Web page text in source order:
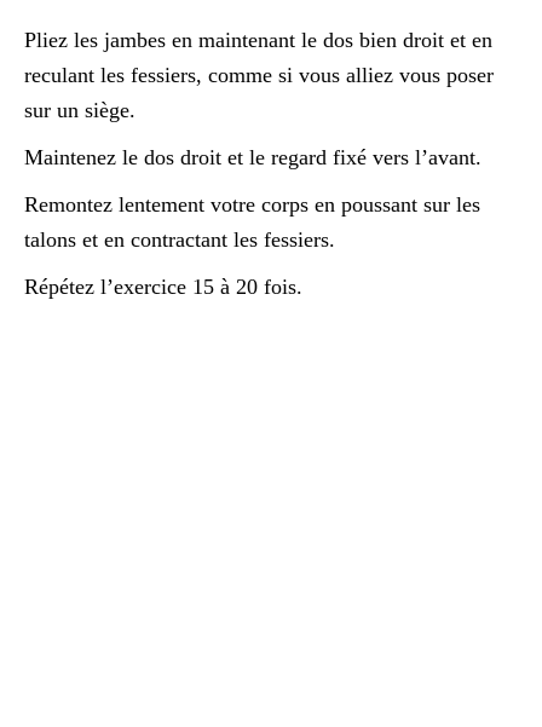
Pliez les jambes en maintenant le dos bien droit et en
reculant les fessiers, comme si vous alliez vous poser
sur un siège.
Maintenez le dos droit et le regard fixé vers l’avant.
Remontez lentement votre corps en poussant sur les
talons et en contractant les fessiers.
Répétez l’exercice 15 à 20 fois.